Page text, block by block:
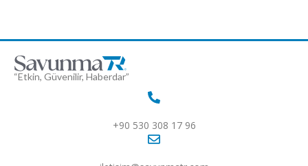
“Etkin, Güvenilir, Haberdar”
+90 530 308 17 96